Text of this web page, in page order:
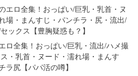
エロ全集！おっぱい/巨乳・乳首・ヌ
場・まんすじ・パンチラ・尻・流出/
ックス【豊胸疑惑も？】
ロ全集！おっぱい/巨乳・流出/ハメ撮
・乳首・ヌード・濡れ場・まんす
ラ尻【パパ活の噂】